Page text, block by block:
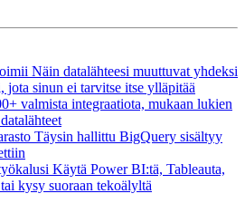
Näin datalähteesi muuttuvat yhdeksi
jota sinun ei tarvitse itse ylläpitää
valmista integraatiota, mukaan lukien
Täysin hallittu BigQuery sisältyy
Käytä Power BI:tä, Tableauta,
kysy suoraan tekoälyltä